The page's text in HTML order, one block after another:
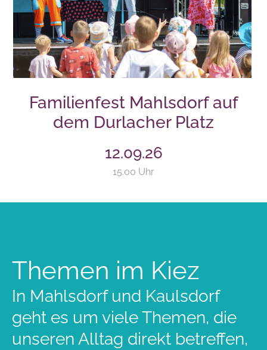
Familienfest Mahlsdorf auf
dem Durlacher Platz
12.09.26
15.00 Uhr
Themen im Kiez
In Mahlsdorf und Kaulsdorf
geht es um viele Themen, die
unseren Alltag direkt betreffen,